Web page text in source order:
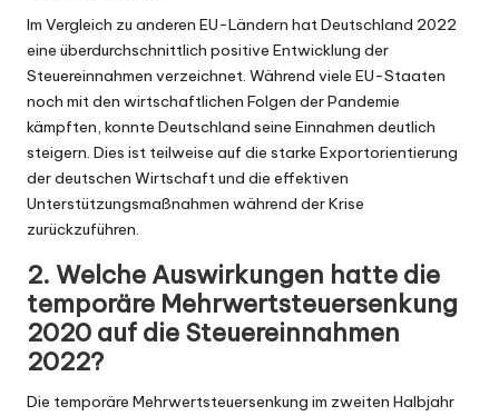
Im Vergleich zu anderen EU-Ländern hat Deutschland 2022
eine überdurchschnittlich positive Entwicklung der
Steuereinnahmen verzeichnet. Während viele EU-Staaten
noch mit den wirtschaftlichen Folgen der Pandemie
kämpften, konnte Deutschland seine Einnahmen deutlich
steigern. Dies ist teilweise auf die starke Exportorientierung
der deutschen Wirtschaft und die effektiven
Unterstützungsmaßnahmen während der Krise
zurückzuführen.
2. Welche Auswirkungen hatte die
temporäre Mehrwertsteuersenkung
2020 auf die Steuereinnahmen
2022?
Die temporäre Mehrwertsteuersenkung im zweiten Halbjahr